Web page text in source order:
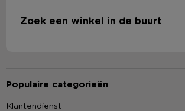
Zoek een winkel in de buurt
Populaire categorieën
Klantendienst